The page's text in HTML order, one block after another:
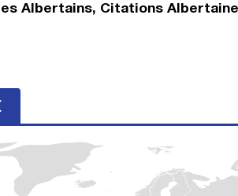
Albertains, Citations